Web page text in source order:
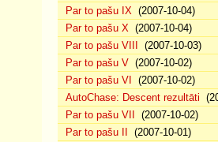
Par to pašu IX (2007-10-04)
Par to pašu X (2007-10-04)
Par to pašu VIII
(2007-10-03)
Par to pašu V (2007-10-02)
Par to pašu VI
(2007-10-02)
AutoChase: Descent rezultāti
Par to pašu VII
(2007-10-02)
Par to pašu II
(2007-10-01)